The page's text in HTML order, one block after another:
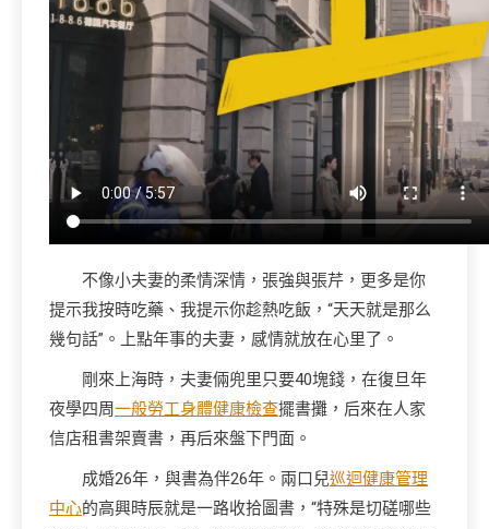
不像小夫妻的柔情深情，張強與張芹，更多是你
提示我按時吃藥、我提示你趁熱吃飯，“天天就是那么
幾句話”。上點年事的夫妻，感情就放在心里了。
剛來上海時，夫妻倆兜里只要40塊錢，在復旦年
夜學四周一般勞工身體健康檢查擺書攤，后來在人家
信店租書架賣書，再后來盤下門面。
成婚26年，與書為伴26年。兩口兒巡迴健康管理
中心的高興時辰就是一路收拾圖書，“特殊是切磋哪些